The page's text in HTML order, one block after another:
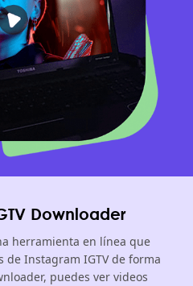
Downloader
herramienta en línea que
de Instagram IGTV de forma
puedes ver videos